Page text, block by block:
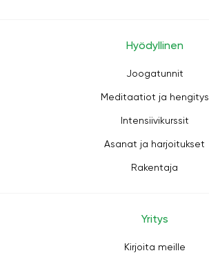
Hyödyllinen
Joogatunnit
Meditaatiot ja hengitys
Intensiivikurssit
Asanat ja harjoitukset
Rakentaja
Yritys
Kirjoita meille